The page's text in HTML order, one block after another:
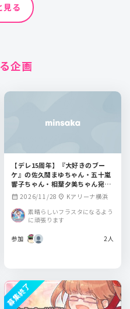
見る
企画
【デレ15周年】『大好きのブー
ケ』の佐久間まゆちゃん・五十嵐
響子ちゃん・相葉夕美ちゃん宛フ
ラワースタンド企画【CG総選挙】
calendar_month 2026/11/28 location_on Kアリーナ横浜
素晴らしいフラスタになるよう
に頑張ります
参加 2人
募集終了